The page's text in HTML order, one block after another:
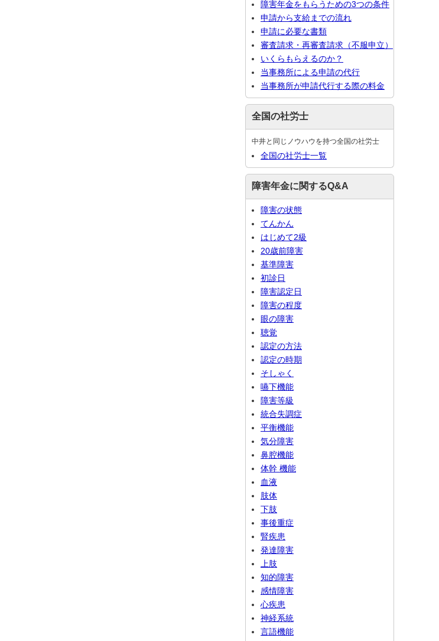
障害年金をもらうための3つの条件
申請から支給までの流れ
申請に必要な書類
審査請求・再審査請求（不服申立）
いくらもらえるのか？
当事務所による申請の代行
当事務所が申請代行する際の料金
全国の社労士
中井と同じノウハウを持つ全国の社労士
全国の社労士一覧
障害年金に関するQ&A
障害の状態
てんかん
はじめて2級
20歳前障害
基準障害
初診日
障害認定日
障害の程度
眼の障害
聴覚
認定の方法
認定の時期
そしゃく
嚥下機能
障害等級
統合失調症
平衡機能
気分障害
鼻腔機能
体幹 機能
血液
肢体
下肢
事後重症
腎疾患
発達障害
上肢
知的障害
感情障害
心疾患
神経系統
言語機能